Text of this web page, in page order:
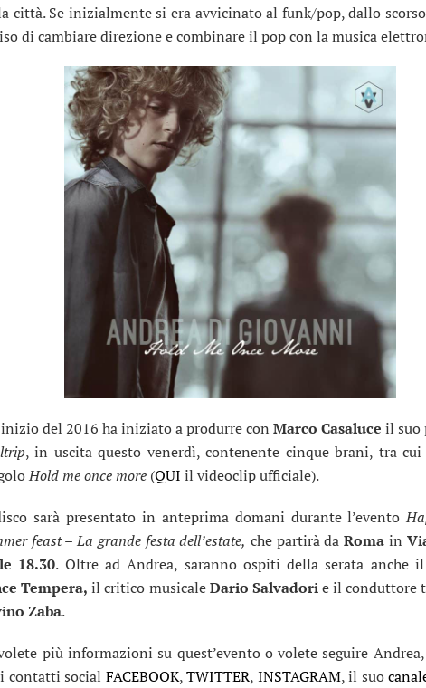
città. Se inizialmente si era avvicinato al funk/pop, dallo
di cambiare direzione e combinare il pop con la musica
del 2016 ha iniziato a produrre conMarco Casaluce il suo
, in uscita questo venerdì, contenente cinque brani, tra
Hold me once more (QUI il videoclip ufficiale).
sarà presentato in anteprima domani durante l’evento
feast – La grande festa dell’estate, che partirà daRoma in
18.30. Oltre ad Andrea, saranno ospiti della serata anche
Tempera, il critico musicaleDario Salvadorie il conduttore
Zaba.
più informazioni su quest’evento o volete seguire
contatti social FACEBOOK,TWITTER, INSTAGRAM, il suo